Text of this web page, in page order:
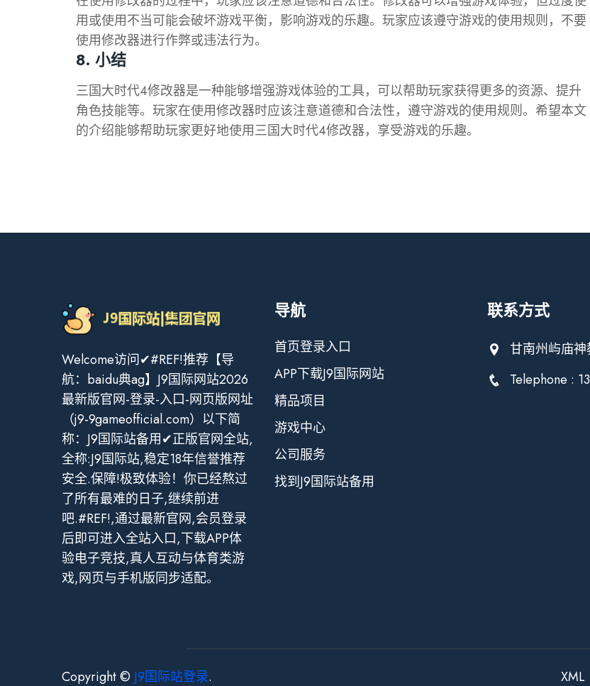
用或使用不当可能会破坏游戏平衡，影响游戏的乐趣。玩家应该遵守游戏的使用规则，不要
使用修改器进行作弊或违法行为。
8. 小结
三国大时代4修改器是一种能够增强游戏体验的工具，可以帮助玩家获得更多的资源、提升
角色技能等。玩家在使用修改器时应该注意道德和合法性，遵守游戏的使用规则。希望本文
的介绍能够帮助玩家更好地使用三国大时代4修改器，享受游戏的乐趣。
Welcome访问✔#REF!推荐【导
航：baidu典ag】J9国际网站2026
最新版官网-登录-入口-网页版网址
（j9-9gameofficial.com）以下简
称：J9国际站备用✔正版官网全站,
全称:J9国际站,稳定18年信誉推荐
安全.保障!极致体验！你已经熬过
了所有最难的日子,继续前进
吧.#REF!,通过最新官网,会员登录
后即可进入全站入口,下载APP体
验电子竞技,真人互动与体育类游
戏,网页与手机版同步适配。
导航
首页登录入口
APP下载J9国际网站
精品项目
游戏中心
公司服务
找到J9国际站备用
联系方式
甘南州屿庙神
Telephone :
Copyright © J9国际站登录. XML